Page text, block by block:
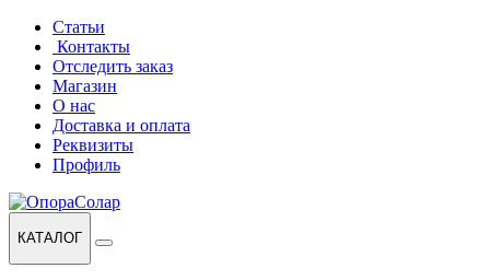
Перейти
навигации
Перейти
содержанию
Статьи
Контакты
Отследить заказ
Магазин
О нас
Доставка и оплата
Реквизиты
Профиль
КАТАЛОГ